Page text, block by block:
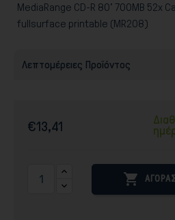
MediaRange CD-R 80' 700MB 52x
fullsurface printable (MR208)
Λεπτομέρειες Προϊόντος
€13,41
